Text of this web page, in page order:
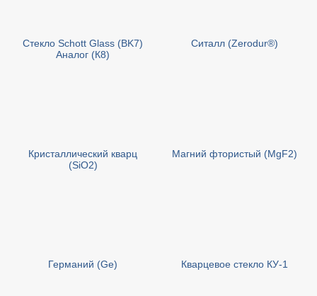
Стекло Schott Glass (BK7)
Аналог (К8)
Cиталл (Zerodur®)
Кристаллический кварц
(SiO2)
Магний фтористый (MgF2)
Германий (Ge) Кварцевое стекло КУ-1